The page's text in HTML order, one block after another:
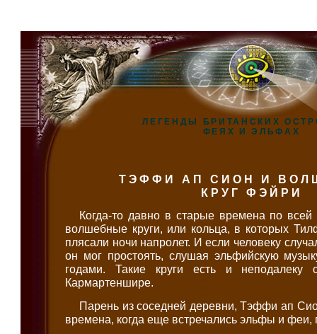
ЛЕГЕНДЫ БРИТАНСКИХ
ФЕЯХ И ЭЛЬФАХ
ТЭФФИ АП СИОН И
КРУГ ФЭЙРИ
Когда-то давно в старые времена по всей
волшебные круги, или кольца, в которых
плясали ночи напролет. И если человеку
он мог простоять, слушая эльфийскую
годами. Такие круги есть и неподалеку
Кармартеншире.
Парень из соседней деревни, Тэффи ап
времена, когда еще встречались эльфы и феи,